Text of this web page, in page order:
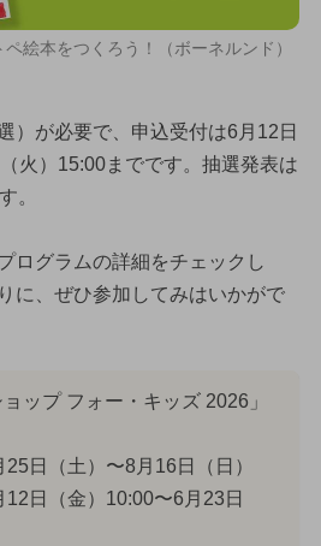
絵本をつくろう！（ボーネルンド）
）が必要で、申込受付は6月12日
火）15:00までです。抽選発表は
。
ログラムの詳細をチェックし
に、ぜひ参加してみはいかがで
ップ フォー・キッズ 2026」
日（土）〜8月16日（日）
日（金）10:00〜6月23日